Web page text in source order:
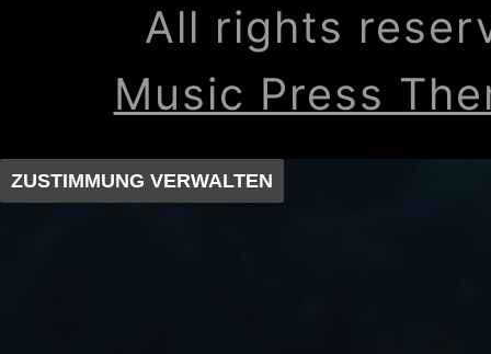
All rights
Music Press
ZUSTIMMUNG VERWALTEN